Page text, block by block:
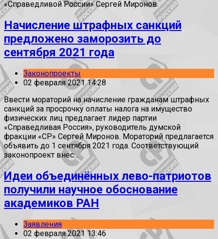
«Справедливой России» Сергей Миронов.
Начисление штрафных санкций
предложено заморозить до
сентября 2021 года
Законопроекты
02 февраля 2021 14:28
Ввести мораторий на начисление гражданам штрафных
санкций за просрочку оплаты налога на имущество
физических лиц предлагает лидер партии
«Справедливая Россия», руководитель думской
фракции «СР» Сергей Миронов. Мораторий предлагается
объявить до 1 сентября 2021 года. Соответствующий
законопроект внес…
Идеи объединённых лево-патриотов
получили научное обоснование
академиков РАН
Заявления
02 февраля 2021 13:46